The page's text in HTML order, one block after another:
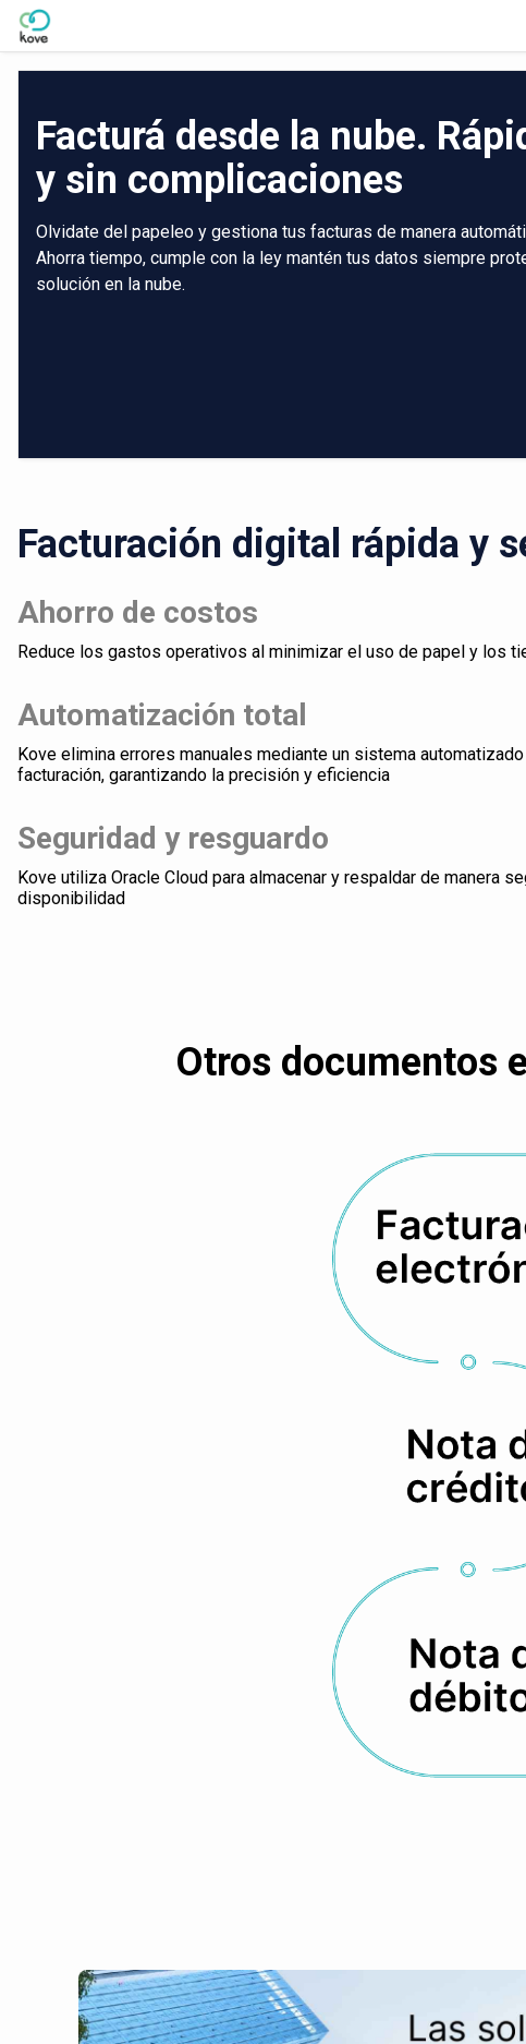
Skip to Main Content
Facturá desde la nube.
y sin complicaciones
Olvidate del papeleo y gestiona tus facturas de manera
Ahorra tiempo, cumple con la ley mantén tus datos siempre
solución en la nube.
Facturación digital rápida y
Ahorro de costos
Reduce los gastos operativos al minimizar el uso de papel y los
Automatización total
Kove elimina errores manuales mediante un sistema
facturación, garantizando la precisión y eficiencia
Seguridad y resguardo
Kove utiliza Oracle Cloud para almacenar y respaldar de manera
disponibilidad
Otros documentos